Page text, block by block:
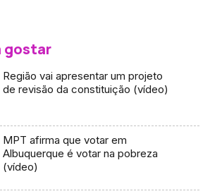
gostar
Região vai apresentar um projeto
de revisão da constituição (vídeo)
MPT afirma que votar em
Albuquerque é votar na pobreza
(vídeo)